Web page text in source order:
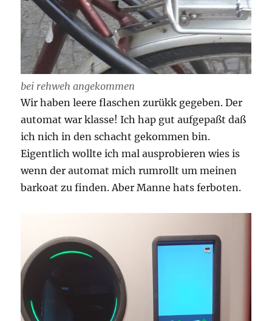
bei rehweh angekommen
Wir haben leere flaschen zurükk gegeben. Der
automat war klasse! Ich hap gut aufgepaßt daß
ich nich in den schacht gekommen bin.
Eigentlich wollte ich mal ausprobieren wies is
wenn der automat mich rumrollt um meinen
barkoat zu finden. Aber Manne hats ferboten.